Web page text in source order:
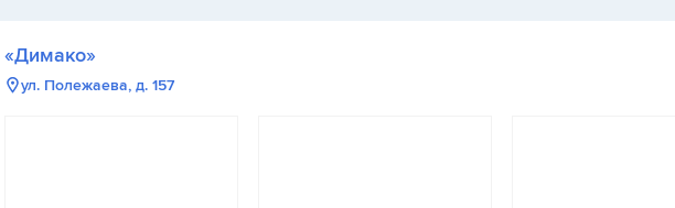
«Димако»
ул. Полежаева, д. 157